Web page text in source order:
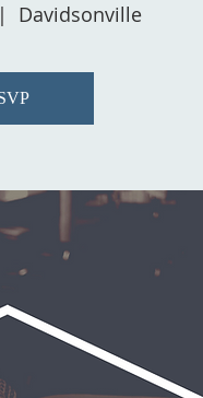
Davidsonville